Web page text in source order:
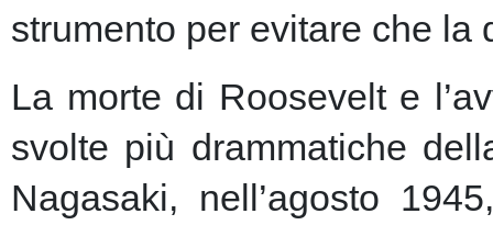
strumento per evitare che
La morte di Roosevelt e
svolte più drammatiche
Nagasaki, nell’agosto